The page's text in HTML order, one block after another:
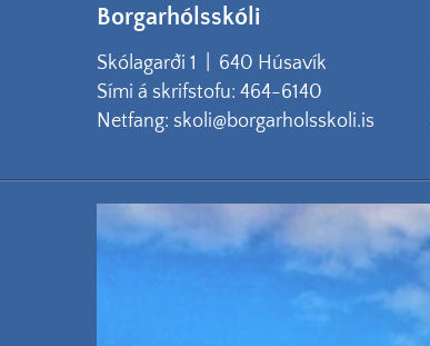
Borgarhólsskóli
Skólagarði 1 | 640 Húsavík
Sími á skrifstofu: 464-6140
Netfang: skoli@borgarholsskoli.is